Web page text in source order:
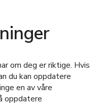
om deg er riktige. Hvis
du kan oppdatere
en av våre
oppdatere